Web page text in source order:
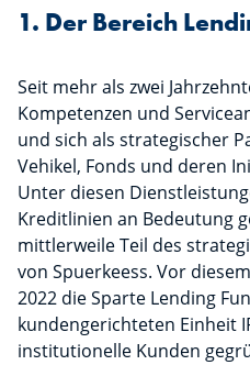
1. Der Bereich
Seit mehr als zwei
Kompetenzen und
und sich als strategischer
Vehikel, Fonds und deren
Unter diesen
Kreditlinien an Bedeutung
mittlerweile Teil des
von Spuerkeess. Vor
2022 die Sparte Lending
kundengerichteten Einheit
institutionelle Kunden